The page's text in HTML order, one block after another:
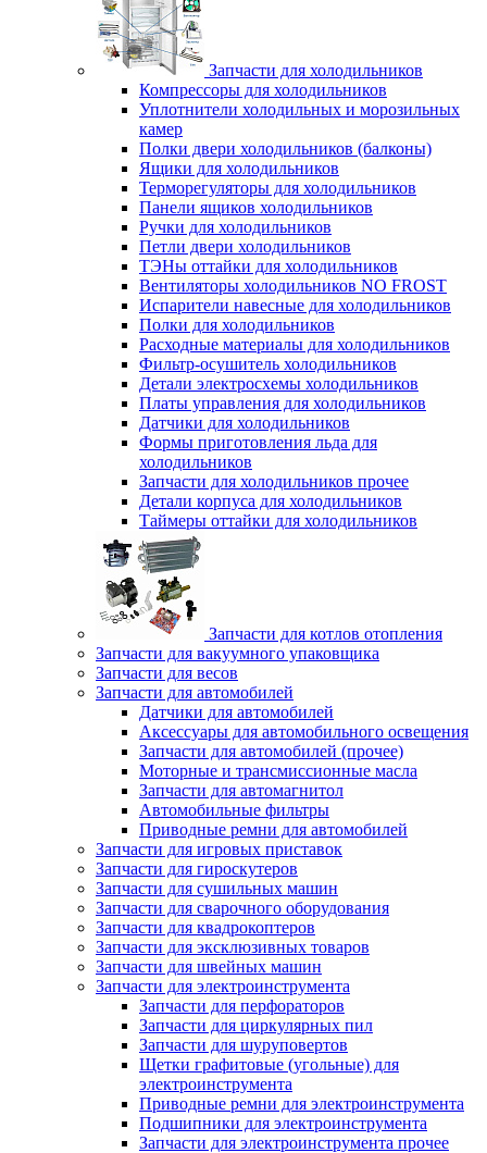
Запчасти для холодильников
Компрессоры для холодильников
Уплотнители холодильных и морозильных
камер
Полки двери холодильников (балконы)
Ящики для холодильников
Терморегуляторы для холодильников
Панели ящиков холодильников
Ручки для холодильников
Петли двери холодильников
ТЭНы оттайки для холодильников
Вентиляторы холодильников NO FROST
Испарители навесные для холодильников
Полки для холодильников
Расходные материалы для холодильников
Фильтр-осушитель холодильников
Детали электросхемы холодильников
Платы управления для холодильников
Датчики для холодильников
Формы приготовления льда для
холодильников
Запчасти для холодильников прочее
Детали корпуса для холодильников
Таймеры оттайки для холодильников
Запчасти для котлов отопления
Запчасти для вакуумного упаковщика
Запчасти для весов
Запчасти для автомобилей
Датчики для автомобилей
Аксессуары для автомобильного освещения
Запчасти для автомобилей (прочее)
Моторные и трансмиссионные масла
Запчасти для автомагнитол
Автомобильные фильтры
Приводные ремни для автомобилей
Запчасти для игровых приставок
Запчасти для гироскутеров
Запчасти для сушильных машин
Запчасти для сварочного оборудования
Запчасти для квадрокоптеров
Запчасти для эксклюзивных товаров
Запчасти для швейных машин
Запчасти для электроинструмента
Запчасти для перфораторов
Запчасти для циркулярных пил
Запчасти для шуруповертов
Щетки графитовые (угольные) для
электроинструмента
Приводные ремни для электроинструмента
Подшипники для электроинструмента
Запчасти для электроинструмента прочее